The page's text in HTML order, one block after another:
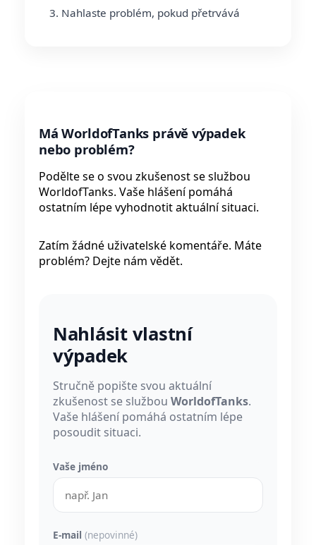
Nahlaste problém, pokud přetrvává
Má WorldofTanks právě výpadek
nebo problém?
Podělte se o svou zkušenost se službou
WorldofTanks. Vaše hlášení pomáhá
ostatním lépe vyhodnotit aktuální situaci.
Zatím žádné uživatelské komentáře. Máte
problém? Dejte nám vědět.
Nahlásit vlastní
výpadek
Stručně popište svou aktuální
zkušenost se službou WorldofTanks.
Vaše hlášení pomáhá ostatním lépe
posoudit situaci.
Vaše jméno
E-mail (nepovinné)